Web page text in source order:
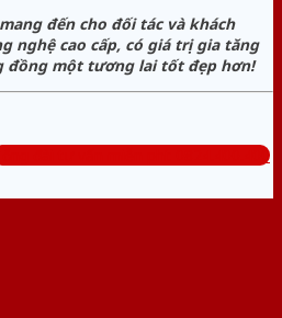
đến cho đối tác và khách
nghệ cao cấp, có giá trị gia tăng
đồng một tương lai tốt đẹp hơn!
đài tư vấn miễn phí: 0824.400.400